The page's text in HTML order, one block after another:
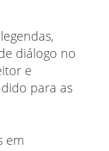
diálogo no
e
para as
em